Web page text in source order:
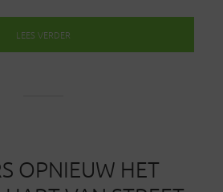
LEES VERDER
OPNIEUW HET